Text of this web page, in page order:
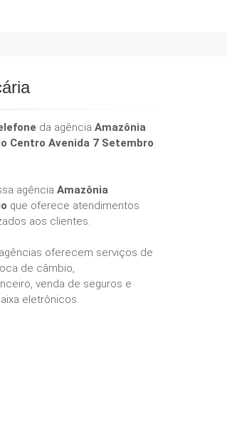
da agência Amazônia
Centro Avenida 7 Setembro
agência Amazônia
que oferece atendimentos
aos clientes.
oferecem serviços de
de câmbio,
venda de seguros e
eletrônicos.